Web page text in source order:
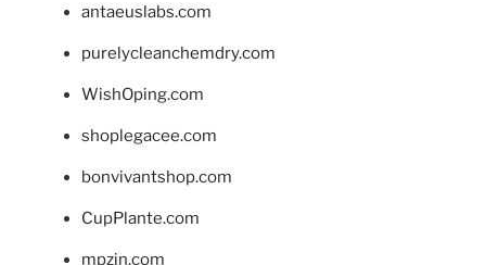
antaeuslabs.com
purelycleanchemdry.com
WishOping.com
shoplegacee.com
bonvivantshop.com
CupPlante.com
mpzin.com